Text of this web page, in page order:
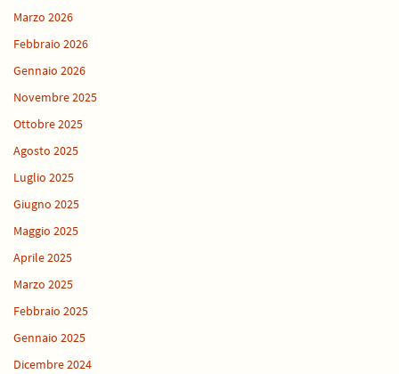
Marzo 2026
Febbraio 2026
Gennaio 2026
Novembre 2025
Ottobre 2025
Agosto 2025
Luglio 2025
Giugno 2025
Maggio 2025
Aprile 2025
Marzo 2025
Febbraio 2025
Gennaio 2025
Dicembre 2024